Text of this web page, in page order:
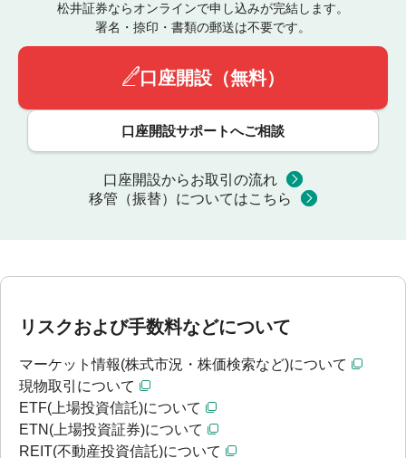
松井証券ならオンラインで申し込みが完結します。
署名・捺印・書類の郵送は不要です。
口座開設（無料）
口座開設サポートへご相談
口座開設からお取引の流れ
移管（振替）についてはこちら
リスクおよび手数料などについて
マーケット情報(株式市況・株価検索など)について
現物取引について
ETF(上場投資信託)について
ETN(上場投資証券)について
REIT(不動産投資信託)について